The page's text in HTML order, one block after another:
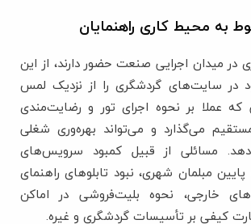
به محیط کاری راهنمایان
در میدان اجرایی صنعت حضور دارند، از این
در سایت‌های گردشگری را از نزدیک لمس
که عملا بر نحوه اجرای تور و رضایت‌مندی
می‌گذارد و می‌تواند بهره‌وری شغلی
مسائلی از قبیل کمبود سرویس‌های
مبلمان شهری، نبود تابلوهای راهنمای
خارجی، نحوه بلیت‌فروشی در اماکن
کیفی بر تأسیسات گردشگری و غیره.